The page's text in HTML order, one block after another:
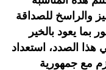
والراسخ للصداقة
بما يعود بالخير
هذا الصدد، استعداد
مع جمهورية